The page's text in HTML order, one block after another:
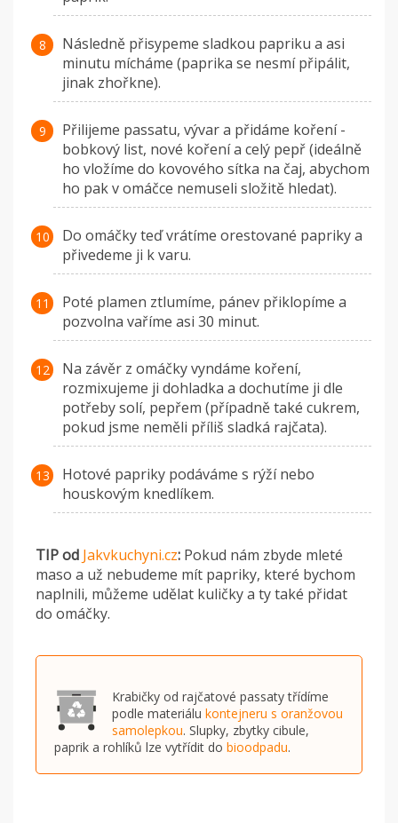
Následně přisypeme sladkou papriku a asi
minutu mícháme (paprika se nesmí připálit,
jinak zhořkne).
Přilijeme passatu, vývar a přidáme koření -
bobkový list, nové koření a celý pepř (ideálně
ho vložíme do kovového sítka na čaj, abychom
ho pak v omáčce nemuseli složitě hledat).
Do omáčky teď vrátíme orestované papriky a
přivedeme ji k varu.
Poté plamen ztlumíme, pánev přiklopíme a
pozvolna vaříme asi 30 minut.
Na závěr z omáčky vyndáme koření,
rozmixujeme ji dohladka a dochutíme ji dle
potřeby solí, pepřem (případně také cukrem,
pokud jsme neměli příliš sladká rajčata).
Hotové papriky podáváme s rýží nebo
houskovým knedlíkem.
TIP od Jakvkuchyni.cz: Pokud nám zbyde mleté
maso a už nebudeme mít papriky, které bychom
naplnili, můžeme udělat kuličky a ty také přidat
do omáčky.
Krabičky od rajčatové passaty třídíme
podle materiálu kontejneru s oranžovou
samolepkou. Slupky, zbytky cibule,
paprik a rohlíků lze vytřídit do bioodpadu.